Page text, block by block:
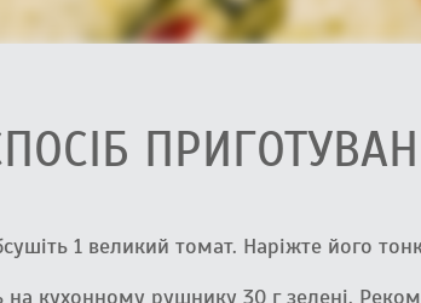
1 великий томат. Наріжте його
на кухонному рушнику 30 г зелені.